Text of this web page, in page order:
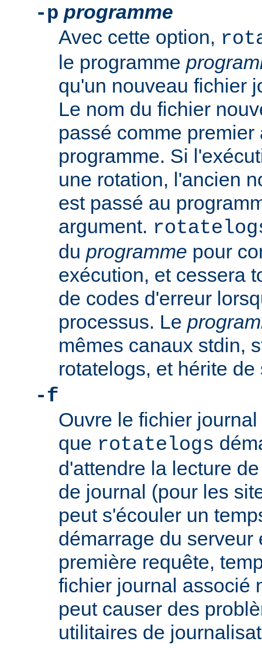
-p programme
Avec cette option,
le programme
qu'un nouveau fichier
Le nom du fichier
passé comme premier
programme. Si
une rotation, l'ancien
est passé au
argument.
du programme pour
exécution, et cessera
de codes d'erreur
processus. Le
mêmes canaux stdin,
rotatelogs, et hérite
-f
Ouvre le fichier
que rotatelogs
d'attendre la lecture
de journal (pour les
peut s'écouler un
démarrage du serveur
première requête,
fichier journal associé
peut causer des
utilitaires de